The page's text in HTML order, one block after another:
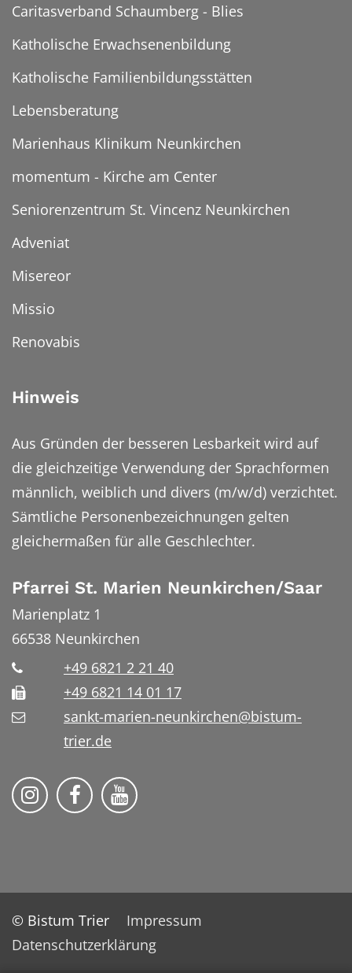
Caritasverband Schaumberg - Blies
Katholische Erwachsenenbildung
Katholische Familienbildungsstätten
Lebensberatung
Marienhaus Klinikum Neunkirchen
momentum - Kirche am Center
Seniorenzentrum St. Vincenz Neunkirchen
Adveniat
Misereor
Missio
Renovabis
Hinweis
Aus Gründen der besseren Lesbarkeit wird auf
die gleichzeitige Verwendung der Sprachformen
männlich, weiblich und divers (m/w/d) verzichtet.
Sämtliche Personenbezeichnungen gelten
gleichermaßen für alle Geschlechter.
Pfarrei St. Marien Neunkirchen/Saar
Marienplatz 1
66538 Neunkirchen
+49 6821 2 21 40
+49 6821 14 01 17
sankt-marien-neunkirchen@bistum-
trier.de
Bistum Trier auf Instragram
Die Pfarrei auf Facebook
Die Pfarrei auf YouTube
© Bistum Trier
Impressum
Datenschutzerklärung